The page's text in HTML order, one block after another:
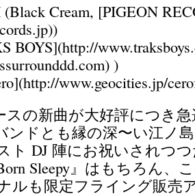
Cream, [PIGEON
BOYS](http://
)
www.geocities.jp/
スの新曲が大好評につき
ドとも縁の深〜い江ノ島
ト DJ 陣にお祝いされつ
Sleepy』はもちろん、
ルも限定フライング販売